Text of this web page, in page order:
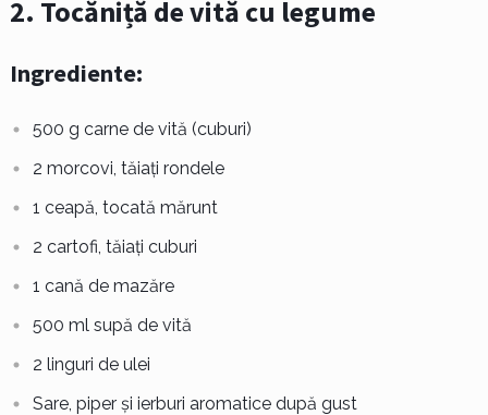
2. Tocăniță de vită cu legume
Ingrediente:
500 g carne de vită (cuburi)
2 morcovi, tăiați rondele
1 ceapă, tocată mărunt
2 cartofi, tăiați cuburi
1 cană de mazăre
500 ml supă de vită
2 linguri de ulei
Sare, piper și ierburi aromatice după gust